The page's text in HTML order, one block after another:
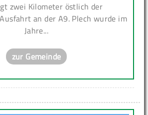
zwei Kilometer östlich der
an der A9. Plech wurde im
Jahre...
zur Gemeinde